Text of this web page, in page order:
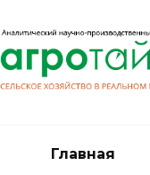
Главная